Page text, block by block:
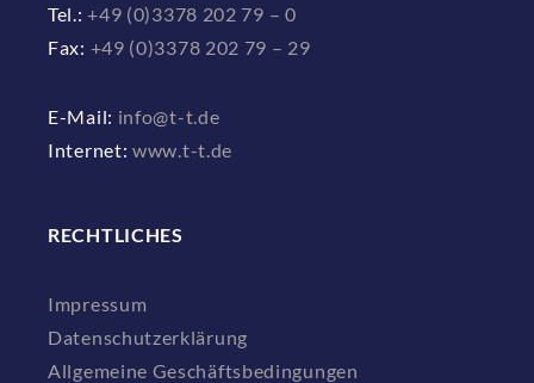
Tel.:+49 (0)3378 202 79 – 0
Fax: +49 (0)3378 202 79 – 29
E-Mail: info@t-t.de
Internet: www.t-t.de
RECHTLICHES
Impressum
Datenschutzerklärung
Allgemeine Geschäftsbedingungen